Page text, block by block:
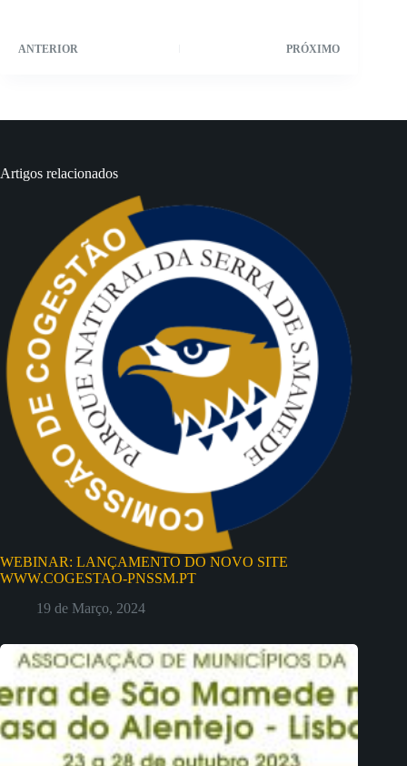
ANTERIOR PRÓXIMO
Artigos relacionados
WEBINAR: LANÇAMENTO DO NOVO SITE
WWW.COGESTAO-PNSSM.PT
19 de Março, 2024